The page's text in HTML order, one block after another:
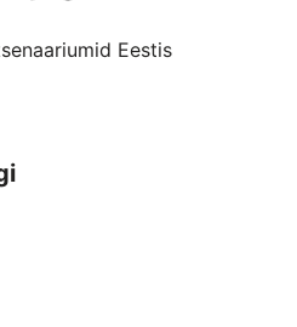
Eestis